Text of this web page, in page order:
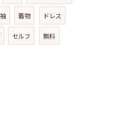
着物 ドレス
セルフ 無料